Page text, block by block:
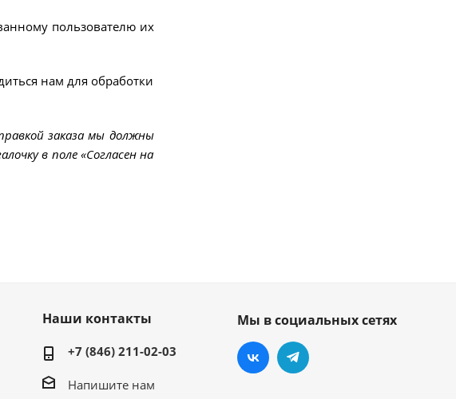
пользователю их
нам для обработки
заказа мы должны
в поле «Согласен на
Наши контакты
+7 (846) 211-02-03
Напишите нам
Мы в социальных сетях